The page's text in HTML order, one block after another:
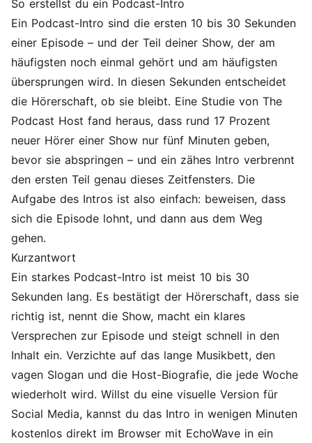
So erstellst du ein Podcast-Intro
Ein Podcast-Intro sind die ersten 10 bis 30 Sekunden
einer Episode – und der Teil deiner Show, der am
häufigsten noch einmal gehört und am häufigsten
übersprungen wird. In diesen Sekunden entscheidet
die Hörerschaft, ob sie bleibt. Eine Studie von The
Podcast Host fand heraus, dass rund 17 Prozent
neuer Hörer einer Show nur fünf Minuten geben,
bevor sie abspringen – und ein zähes Intro verbrennt
den ersten Teil genau dieses Zeitfensters. Die
Aufgabe des Intros ist also einfach: beweisen, dass
sich die Episode lohnt, und dann aus dem Weg
gehen.
Kurzantwort
Ein starkes Podcast-Intro ist meist 10 bis 30
Sekunden lang. Es bestätigt der Hörerschaft, dass sie
richtig ist, nennt die Show, macht ein klares
Versprechen zur Episode und steigt schnell in den
Inhalt ein. Verzichte auf das lange Musikbett, den
vagen Slogan und die Host-Biografie, die jede Woche
wiederholt wird. Willst du eine visuelle Version für
Social Media, kannst du das Intro in wenigen Minuten
kostenlos direkt im Browser mit EchoWave in ein